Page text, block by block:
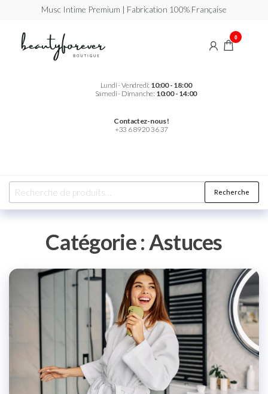
Musc Intime Premium | Fabrication 100% Française
Beautyforever
Lundi - Vendredi: 10:00 - 18:00
Samedi - Dimanche: 10:00 - 14:00
Contactez-nous !
+33 6 89 20 36 37
0
Recherche
Catégorie :Astuces